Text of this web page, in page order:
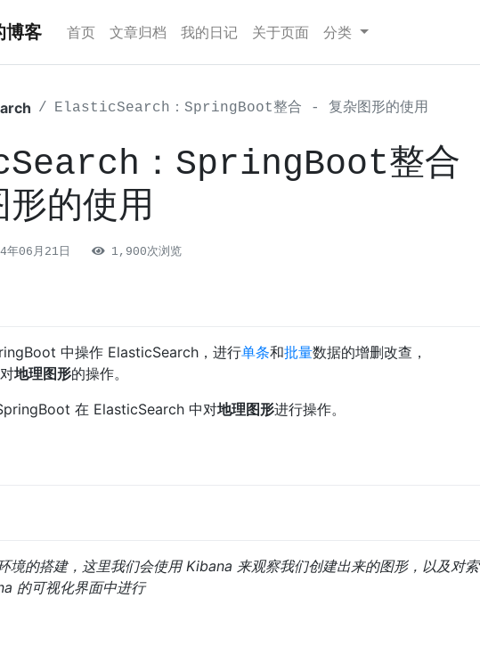
博客 首页 文章归档 我的日记 关于页面 分类
ElasticSearch：SpringBoot整合 - 复杂图形的使用
：SpringBoot整合
的使用
年06月21日 1,900次浏览
中操作 ElasticSearch，进行单条和批量数据的增删改查，
地理图形的操作。
在 ElasticSearch 中对地理图形进行操作。
境的搭建，这里我们会使用 Kibana 来观察我们创建出来的图形，以及对索
的可视化界面中进行